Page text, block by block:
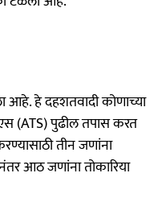
हे दहशतवादी कोणाच्या
(ATS) पुढील तपास करत
तीन जणांना
आठ जणांना तोकारिया